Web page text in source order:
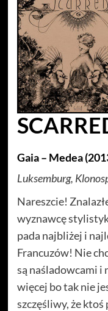
Gaia – Medea
Luksemburg,
Nareszcie!
wyznawcę
pada najbliżej i
Francuzów! Nie
są naśladowcami i
więcej bo tak nie
szczęśliwy, że